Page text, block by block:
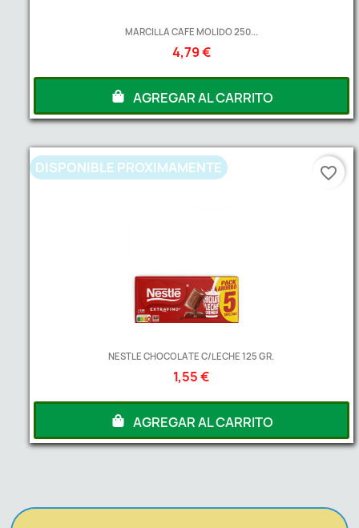
MARCILLA CAFE MOLIDO 250...
4,79 €
AGREGAR AL CARRITO
NESTLE CHOCOLATE C/LECHE 125 GR.
1,55 €
DISPONIBLE PROXIMAMENTE
AGREGAR AL CARRITO
favorite_border